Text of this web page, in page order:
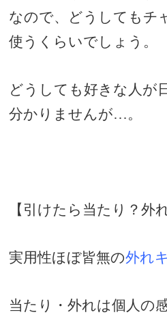
なので、どうしてもチ
使うくらいでしょう。
どうしても好きな人が
分かりませんが…。
【引けたら当たり？外
実用性ほぼ皆無の外れ
当たり・外れは個人の